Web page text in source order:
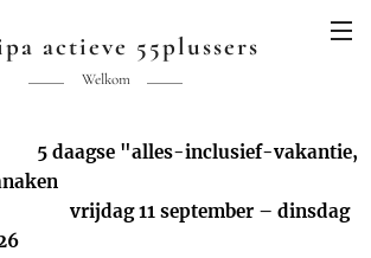
actieve 55plussers
Welkom
inclusief-vakantie,
september – dinsdag